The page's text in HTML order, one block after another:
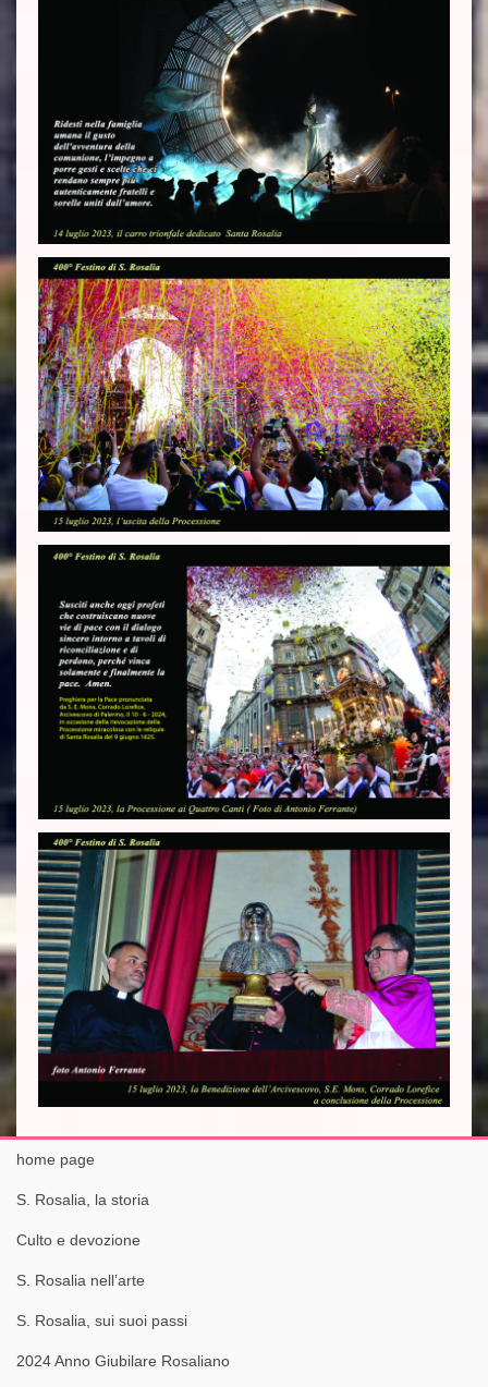
home page
S. Rosalia, la storia
Culto e devozione
S. Rosalia nell’arte
S. Rosalia, sui suoi passi
2024 Anno Giubilare Rosaliano